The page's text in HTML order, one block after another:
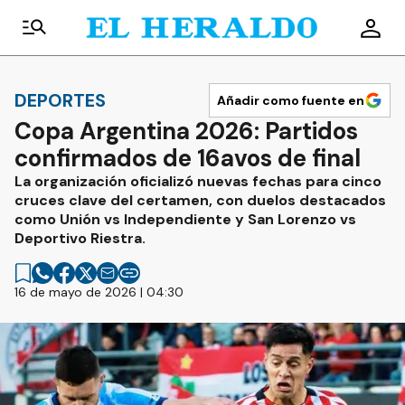
DEPORTES Añadir como fuente en
Copa Argentina 2026: Partidos
confirmados de 16avos de final
La organización oficializó nuevas fechas para cinco
cruces clave del certamen, con duelos destacados
como Unión vs Independiente y San Lorenzo vs
Deportivo Riestra.
16 de mayo de 2026 | 04:30